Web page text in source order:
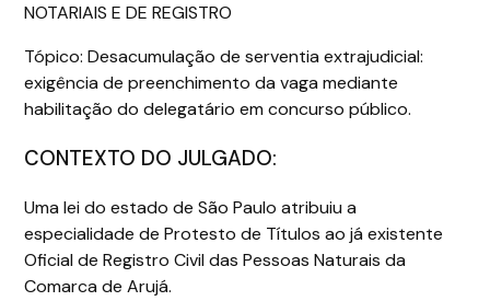
NOTARIAIS E DE REGISTRO
Tópico: Desacumulação de serventia extrajudicial:
exigência de preenchimento da vaga mediante
habilitação do delegatário em concurso público.
CONTEXTO DO JULGADO:
Uma lei do estado de São Paulo atribuiu a
especialidade de Protesto de Títulos ao já existente
Oficial de Registro Civil das Pessoas Naturais da
Comarca de Arujá.